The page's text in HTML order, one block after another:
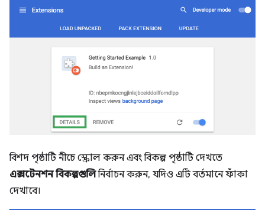
বিশদ পৃষ্ঠাটি নীচে স্ক্রোল করুন এবং বিকল্প পৃষ্ঠাটি দেখতে
এক্সটেনশন বিকল্পগুলিনির্বাচন করুন, যদিও এটি বর্তমানে ফাঁকা
দেখাবে।